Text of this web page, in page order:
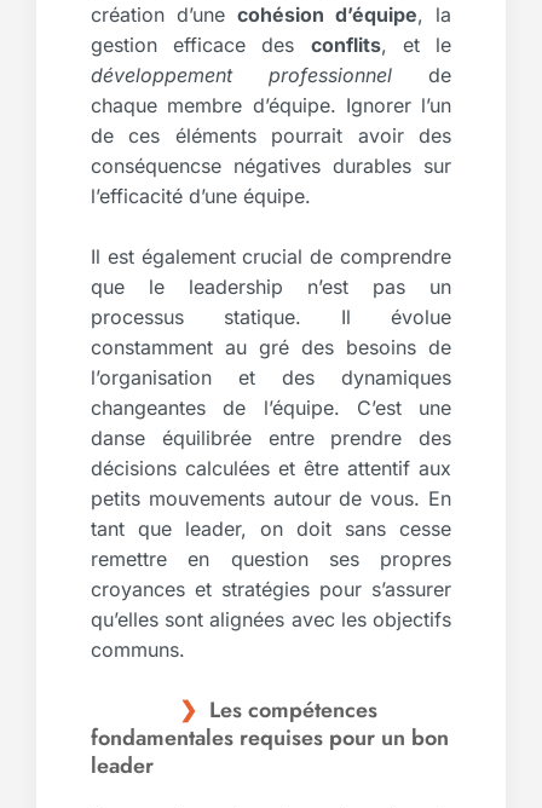
création d’une cohésion d’équipe, la
gestion efficace des conflits, et le
développement professionnel de
chaque membre d’équipe. Ignorer l’un
de ces éléments pourrait avoir des
conséquencse négatives durables sur
l’efficacité d’une équipe.
Il est également crucial de comprendre
que le leadership n’est pas un
processus statique. Il évolue
constamment au gré des besoins de
l’organisation et des dynamiques
changeantes de l’équipe. C’est une
danse équilibrée entre prendre des
décisions calculées et être attentif aux
petits mouvements autour de vous. En
tant que leader, on doit sans cesse
remettre en question ses propres
croyances et stratégies pour s’assurer
qu’elles sont alignées avec les objectifs
communs.
Les compétences
fondamentales requises pour un bon
leader